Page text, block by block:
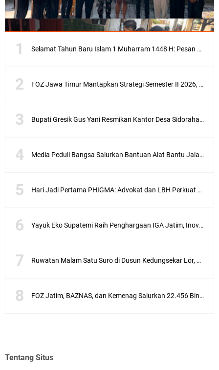
Selamat Tahun Baru Islam 1 Muharram 1448 H: Pesan Hijrah Drs. H. Husnul Aqib, M.M. untuk Negeri
FOZ Jawa Timur Mantapkan Strategi Semester II 2026, Fokus pada Penguatan SDM Amil dan Kolaborasi BerdampakNarasi
Bupati Gresik Gus Yani Resmikan Kantor Desa Sidoraharjo: Simbol Komitmen Pelayanan Publik dan Kepedulian Sosial
Media Peduli Bangsa Salurkan Bantuan Alat Bantu Jalan untuk Lansia
Hari Jadi Pertama PHIGMA: Advokat dan LBH Perkuat Soliditas di Jakarta
Yayuk Eko Supatemi Raih Penghargaan IGA Jatim, Inovasi Wayang Kulit untuk Anak Berkebutuhan Khusus
Ruwatan Malam Satu Suro di Dusun Kedungsekar Lor, Tradisi Luhur yang Terus Istiqomah
FOZ Jatim, BAZNAS, dan Kemenag Salurkan 22.456 Bingkisan Lebaran Yatim Serentak di Berbagai Daerah di Jawa Timur
Tentang Situs